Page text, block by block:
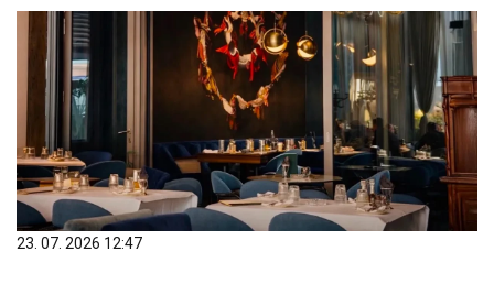
23. 07. 2026 12:47